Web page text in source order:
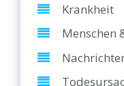
Krankheit
Menschen